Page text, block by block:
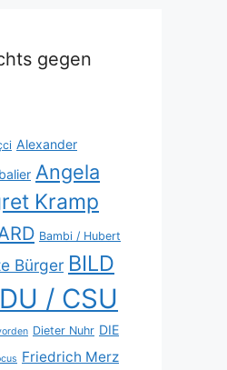
gegen
Alexander
Angela
Kramp
Bambi / Hubert
Bürger BILD
/ CSU
Dieter Nuhr DIE
Friedrich Merz